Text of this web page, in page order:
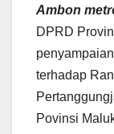
Ambon
DPRD
terhadap
Povinsi